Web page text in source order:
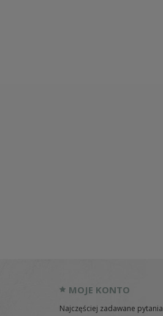
MOJE KONTO
Najczęściej zadawane pytania